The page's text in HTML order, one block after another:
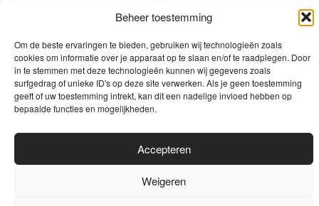
Beheer toestemming
Om de beste ervaringen te bieden, gebruiken wij technologieën zoals
cookies om informatie over je apparaat op te slaan en/of te raadplegen. Door
in te stemmen met deze technologieën kunnen wij gegevens zoals
surfgedrag of unieke ID's op deze site verwerken. Als je geen toestemming
geeft of uw toestemming intrekt, kan dit een nadelige invloed hebben op
bepaalde functies en mogelijkheden.
Accepteren
Weigeren
quality
time
Algemene voorwaarden|Cookies